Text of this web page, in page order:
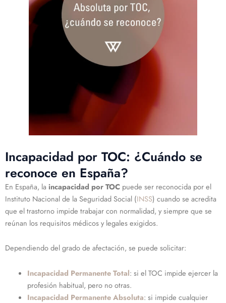
Incapacidad por TOC: ¿Cuándo se
reconoce en España?
En España, la incapacidad por TOC puede ser reconocida por el
Instituto Nacional de la Seguridad Social (INSS) cuando se acredita
que el trastorno impide trabajar con normalidad, y siempre que se
reúnan los requisitos médicos y legales exigidos.
Dependiendo del grado de afectación, se puede solicitar:
Incapacidad Permanente Total: si el TOC impide ejercer la
profesión habitual, pero no otras.
Incapacidad Permanente Absoluta: si impide cualquier